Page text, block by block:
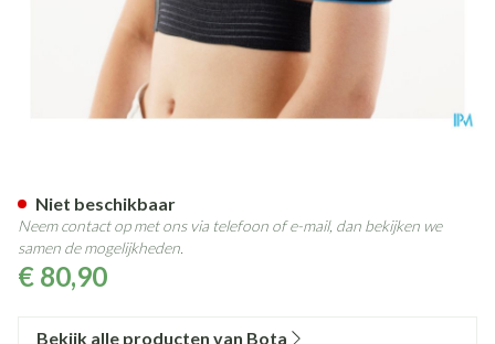
€ 80,90
Niet beschikbaar
Neem contact op met ons via telefoon of e-mail, dan bekijken we
samen de mogelijkheden.
Bekijk alle producten van Bota